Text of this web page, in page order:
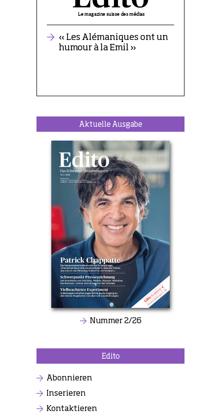
Aktuelle Ausgabe
Nummer 2/26
Edito
Abonnieren
Inserieren
Kontaktieren